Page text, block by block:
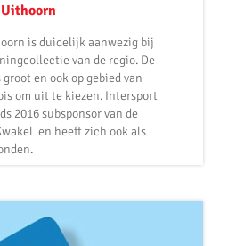
is duidelijk aanwezig bij
van de regio. De
en ook op gebied van
om uit te kiezen. Intersport
2016 subsponsor van de
en heeft zich ook als